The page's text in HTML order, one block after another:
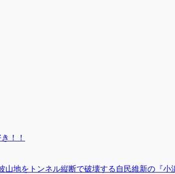
！！
をトンネル縦断で破壊する自民維新の『小